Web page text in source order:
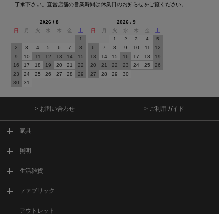
了承下さい。直営店舗の営業時間は休業日のお知らせをご覧ください。
2026 / 8
日
月 火 水 木 金
土
1
2
3 4 5 6 7
8
9
10 11 12 13 14
15
16
17 18 19 20 21
22
23
24 25 26 27 28
29
30
31
2026 / 9
日
月 火 水 木 金
土
1
2 3 4
5
6
7 8 9 10 11
12
13
14 15 16 17 18
19
20
21 22 23 24 25
26
27
28 29 30
> お問い合わせ > ご利用ガイド
家具
照明
生活雑貨
ファブリック
アウトレット